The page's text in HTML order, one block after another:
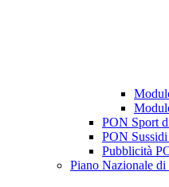
PON Sport
PON
Pubblicità
Piano Nazionale di